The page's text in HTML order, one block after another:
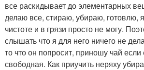
все раскидывает до элементарных
делаю все, стираю, убираю, готовлю,
чистоте и в грязи просто не могу.
слышать что я для него ничего не
то что он попросит, приношу чай если
свободная. Как приучить неряху